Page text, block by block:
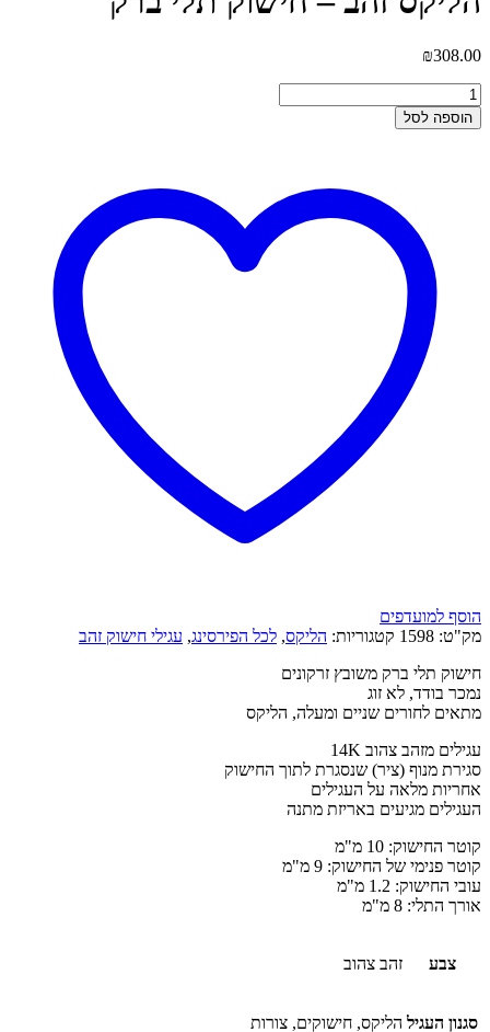
₪308.00
כמות
של
הליקס
הוספה לסל
הוסף למועדפים
מק"ט: 1598 קטגוריות: הליקס, לכל הפירסינג, עגילי חישוק זהב
חישוק תלי ברק משובץ זרקונים
נמכר בודד, לא זוג
מתאים לחורים שניים ומעלה, הליקס
עגילים מזהב צהוב 14K
סגירת מנוף (ציר) שנסגרת לתוך החישוק
אחריות מלאה על העגילים
העגילים מגיעים באריזת מתנה
קוטר החישוק: 10 מ"מ
קוטר פנימי של החישוק: 9 מ"מ
עובי החישוק: 1.2 מ"מ
אורך התלי: 8 מ"מ
צבע זהב צהוב
סגנון העגיל הליקס, חישוקים, צורות